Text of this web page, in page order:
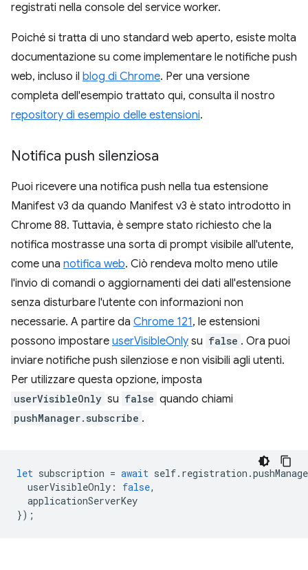
registrati nella console del service worker.
Poiché si tratta di uno standard web aperto, esiste molta
documentazione su come implementare le notifiche push
web, incluso il blog di Chrome. Per una versione
completa dell'esempio trattato qui, consulta il nostro
repository di esempio delle estensioni.
Notifica push silenziosa
Puoi ricevere una notifica push nella tua estensione
Manifest v3 da quando Manifest v3 è stato introdotto in
Chrome 88. Tuttavia, è sempre stato richiesto che la
notifica mostrasse una sorta di prompt visibile all'utente,
come una notifica web. Ciò rendeva molto meno utile
l'invio di comandi o aggiornamenti dei dati all'estensione
senza disturbare l'utente con informazioni non
necessarie. A partire da Chrome 121, le estensioni
possono impostare userVisibleOnly su false . Ora puoi
inviare notifiche push silenziose e non visibili agli utenti.
Per utilizzare questa opzione, imposta
userVisibleOnly su false quando chiami
pushManager.subscribe .
let subscription = await self. registration .
userVisibleOnly : false,
applicationServerKey
});